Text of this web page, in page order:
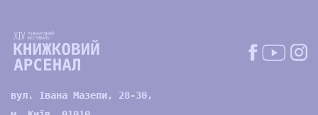
вул. Івана Мазепи, 28-30,